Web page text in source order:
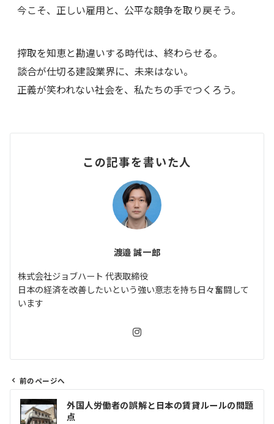
今こそ、正しい雇用と、公平な競争を取り戻そう。
搾取を知恵と勘違いする時代は、終わらせる。
談合が仕切る建設業界に、未来はない。
正義が笑われない社会を、私たちの手でつくろう。
この記事を書いた人
渡邉 誠一郎
株式会社ジョブハート 代表取締役
日本の経済を改善したいという強い意志を持ち日々奮闘して
います
前のページへ
外国人労働者の誤解と日本の賃貸ルールの問題
点